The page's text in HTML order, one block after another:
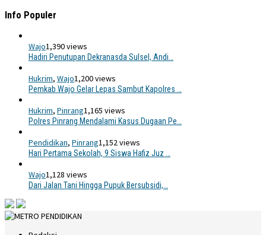
Info Populer
Wajo1,390 views
Hadiri Penutupan Dekranasda Sulsel, Andi…
Hukrim, Wajo1,200 views
Pemkab Wajo Gelar Lepas Sambut Kapolres …
Hukrim, Pinrang1,165 views
Polres Pinrang Mendalami Kasus Dugaan Pe…
Pendidikan, Pinrang1,152 views
Hari Pertama Sekolah, 9 Siswa Hafiz Juz …
Wajo1,128 views
Dari Jalan Tani Hingga Pupuk Bersubsidi,…